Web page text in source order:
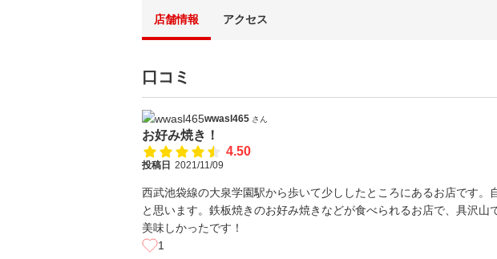
店舗情報 アクセス
口コミ
wwasl465 さん
お好み焼き！
4.50
投稿日 2021/11/09
西武池袋線の大泉学園駅から歩いて少ししたところにあるお店です。
と思います。鉄板焼きのお好み焼きなどが食べられるお店で、具沢山
美味しかったです！
1